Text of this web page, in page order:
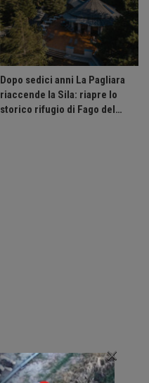
Dopo sedici anni La Pagliara
riaccende la Sila: riapre lo
storico rifugio di Fago del…
×